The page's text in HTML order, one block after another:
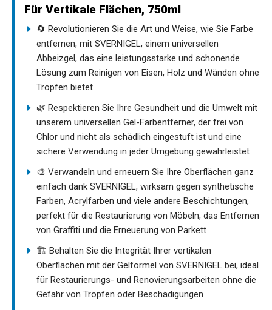
Für Vertikale Flächen, 750ml
🔄 Revolutionieren Sie die Art und Weise, wie Sie Farbe
entfernen, mit SVERNIGEL, einem universellen
Abbeizgel, das eine leistungsstarke und schonende
Lösung zum Reinigen von Eisen, Holz und Wänden ohne
Tropfen bietet
🌿 Respektieren Sie Ihre Gesundheit und die Umwelt mit
unserem universellen Gel-Farbentferner, der frei von
Chlor und nicht als schädlich eingestuft ist und eine
sichere Verwendung in jeder Umgebung gewährleistet
🎨 Verwandeln und erneuern Sie Ihre Oberflächen ganz
einfach dank SVERNIGEL, wirksam gegen synthetische
Farben, Acrylfarben und viele andere Beschichtungen,
perfekt für die Restaurierung von Möbeln, das Entfernen
von Graffiti und die Erneuerung von Parkett
🏗️ Behalten Sie die Integrität Ihrer vertikalen
Oberflächen mit der Gelformel von SVERNIGEL bei, ideal
für Restaurierungs- und Renovierungsarbeiten ohne die
Gefahr von Tropfen oder Beschädigungen